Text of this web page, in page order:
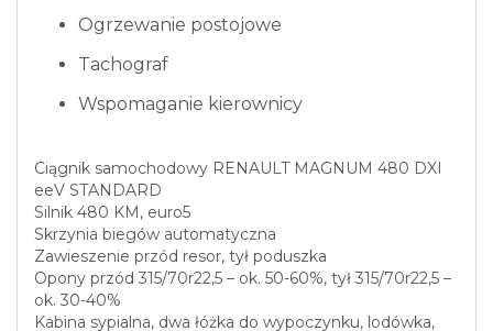
Ogrzewanie postojowe
Tachograf
Wspomaganie kierownicy
Ciągnik samochodowy RENAULT MAGNUM 480 DXI
eeV STANDARD
Silnik 480 KM, euro5
Skrzynia biegów automatyczna
Zawieszenie przód resor, tył poduszka
Opony przód 315/70r22,5 – ok. 50-60%, tył 315/70r22,5 –
ok. 30-40%
Kabina sypialna, dwa łóżka do wypoczynku, lodówka,